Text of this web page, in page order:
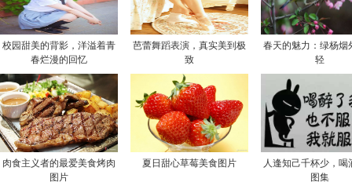
校园甜美的背影，洋溢着青
春烂漫的回忆
芭蕾舞蹈表演，真实美到极
致
春天的魅力：绿杨烟
轻
肉食主义者的最爱美食烤肉
图片
夏日甜心草莓美食图片
人逢知己千杯少，喝
图集